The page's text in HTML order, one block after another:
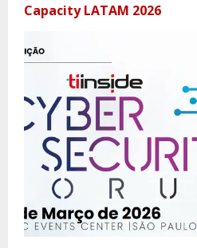
Capacity LATAM 2026